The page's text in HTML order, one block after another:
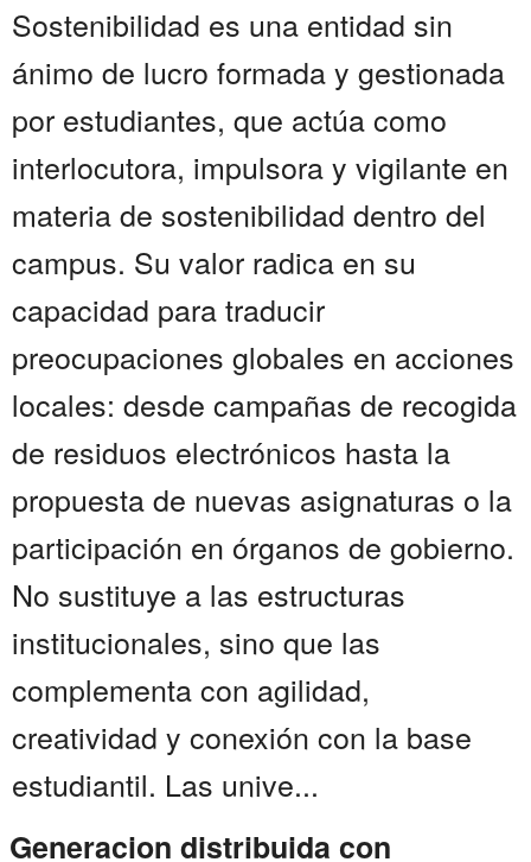
Sostenibilidad es una entidad sin
ánimo de lucro formada y gestionada
por estudiantes, que actúa como
interlocutora, impulsora y vigilante en
materia de sostenibilidad dentro del
campus. Su valor radica en su
capacidad para traducir
preocupaciones globales en acciones
locales: desde campañas de recogida
de residuos electrónicos hasta la
propuesta de nuevas asignaturas o la
participación en órganos de gobierno.
No sustituye a las estructuras
institucionales, sino que las
complementa con agilidad,
creatividad y conexión con la base
estudiantil. Las unive...
Generacion distribuida con